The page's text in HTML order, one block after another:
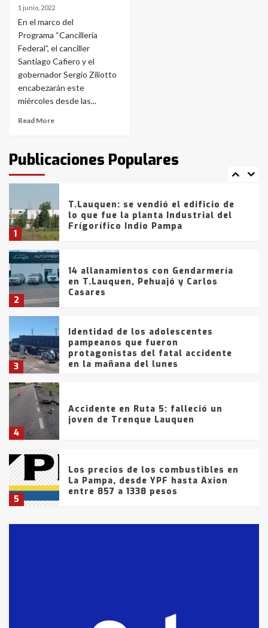
1 junio, 2022
En el marco del
Programa “Cancillería
Federal”, el canciller
Santiago Cafiero y el
gobernador Sergio Ziliotto
encabezarán este
miércoles desde las...
Read More
Publicaciones Populares
5
entre 857 a 1338 pesos
6
La Bolsa de Cereales de Bahía
Blanca anticipa que Agosto vendrá
con lluvias y heladas, en gran parte
de la provincia
fueron detenidos por
comercialización de drogas en la
tarde del sábado
1
T.Lauquen: se vendió el edificio de
lo que fue la planta Industrial del
Frígorífico Indio Pampa
2
14 allanamientos con Gendarmería
en T.Lauquen, Pehuajó y Carlos
Casares
3
Identidad de los adolescentes
pampeanos que fueron
protagonistas del fatal accidente
en la mañana del lunes
4
Accidente en Ruta 5: falleció un
joven de Trenque Lauquen
5
Los precios de los combustibles en
La Pampa, desde YPF hasta Axion
entre 857 a 1338 pesos
fueron detenidos por
comercialización de drogas en la